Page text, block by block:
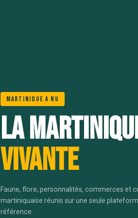
Martinique A Nu
La
vivante
Faune, flore, personnalités, commerces et
martiniquaise réunis sur une seule
référence.